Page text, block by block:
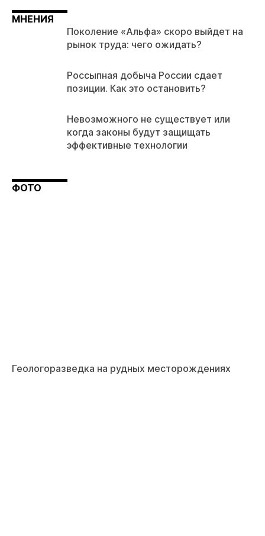
МНЕНИЯ
Поколение «Альфа» скоро выйдет на
рынок труда: чего ожидать?
Россыпная добыча России сдает
позиции. Как это остановить?
Невозможного не существует или
когда законы будут защищать
эффективные технологии
ФОТО
Геологоразведка на рудных месторождениях